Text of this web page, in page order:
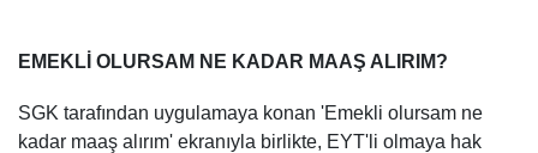
EMEKLİ OLURSAM NE KADAR MAAŞ ALIRIM?
SGK tarafından uygulamaya konan 'Emekli olursam ne
kadar maaş alırım' ekranıyla birlikte, EYT'li olmaya hak